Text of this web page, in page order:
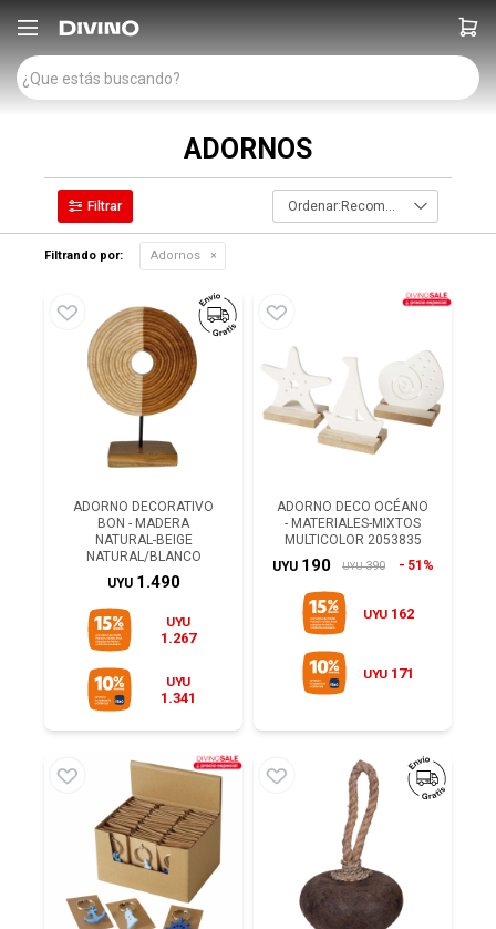

ADORNOS
Recomendados
Filtrando por: Adornos
ADORNO DECORATIVO
BON - MADERA
NATURAL-BEIGE
NATURAL/BLANCO
UYU 1.490
UYU
1.267
UYU
1.341
ADORNO DECO OCÉANO
- MATERIALES-MIXTOS
MULTICOLOR 2053835
UYU 190 UYU 390 51%
UYU 162
UYU 171